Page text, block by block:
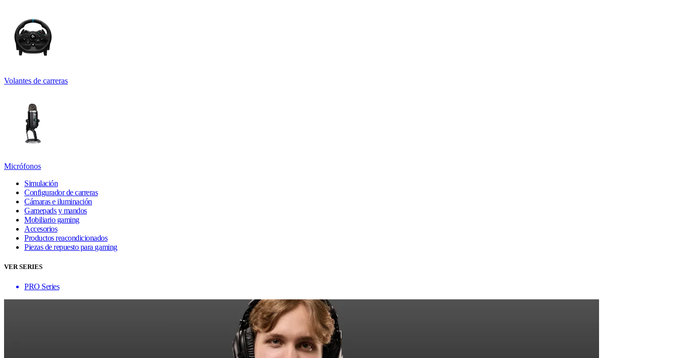
Volantes de carreras
Micrófonos
Simulación
Configurador de carreras
Cámaras e iluminación
Gamepads y mandos
Mobiliario gaming
Accesorios
Productos reacondicionados
Piezas de repuesto para gaming
VER SERIES
PRO Series